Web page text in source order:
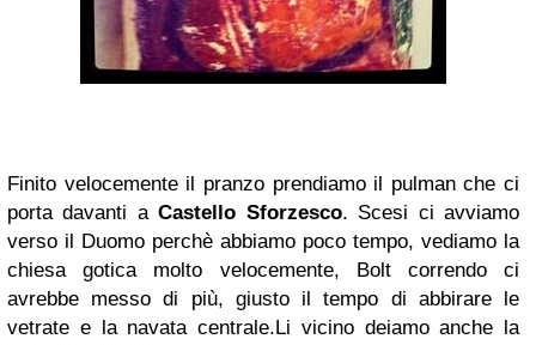
Finito velocemente il pranzo prendiamo il pulman che ci
porta davanti aCastello Sforzesco. Scesi ci avviamo
verso il Duomo perchè abbiamo poco tempo, vediamo la
chiesa gotica molto velocemente, Bolt correndo ci
avrebbe messo di più, giusto il tempo di abbirare le
vetrate e la navata centrale.Li vicino deiamo anche la